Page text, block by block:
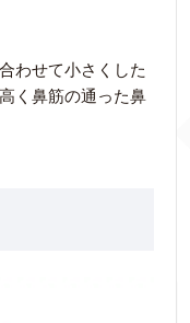
わせて小さくした
く鼻筋の通った鼻